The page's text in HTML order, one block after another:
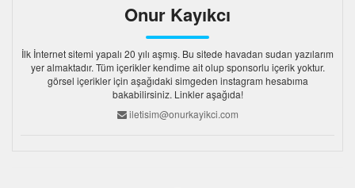
Onur Kayıkcı
İlk İnternet sitemi yapalı 20 yılı aşmış. Bu sitede havadan sudan yazılarım
yer almaktadır. Tüm içerikler kendime ait olup sponsorlu içerik yoktur.
görsel içerikler için aşağıdaki simgeden instagram hesabıma
bakabilirsiniz. Linkler aşağıda!
iletisim@onurkayikci.com